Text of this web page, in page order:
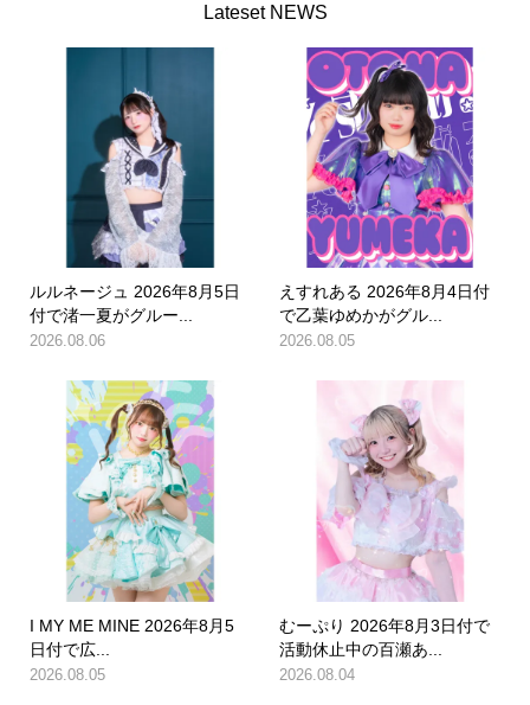
Lateset NEWS
ルルネージュ 2026年8月5日
付で渚一夏がグルー...
2026.08.06
えすれある 2026年8月4日付
で乙葉ゆめかがグル...
2026.08.05
I MY ME MINE 2026年8月5
日付で広...
2026.08.05
むーぷり 2026年8月3日付で
活動休止中の百瀬あ...
2026.08.04